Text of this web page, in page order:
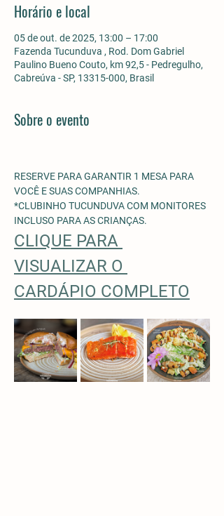
Horário e local
05 de out. de 2025, 13:00 – 17:00
Fazenda Tucunduva , Rod. Dom Gabriel
Paulino Bueno Couto, km 92,5 - Pedregulho,
Cabreúva - SP, 13315-000, Brasil
Sobre o evento
RESERVE PARA GARANTIR 1 MESA PARA
VOCÊ E SUAS COMPANHIAS.
*CLUBINHO TUCUNDUVA COM MONITORES
INCLUSO PARA AS CRIANÇAS.
CLIQUE PARA
VISUALIZAR O
CARDÁPIO COMPLETO